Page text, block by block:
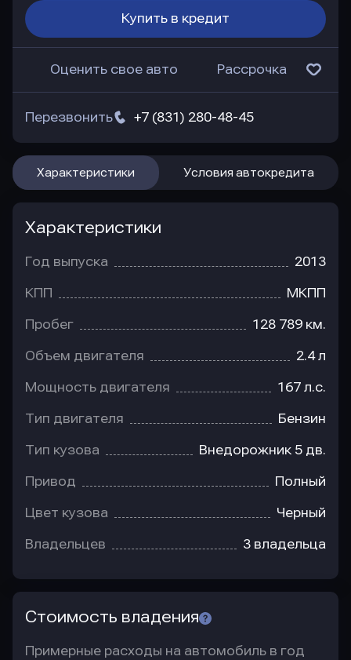
Купить в кредит
Оценить свое авто Рассрочка
+7 (831) 280-48-45
Перезвонить
Характеристики Условия автокредита
Характеристики
Год выпуска 2013
КПП МКПП
Пробег 128 789 км.
Объем двигателя 2.4 л
Мощность двигателя 167 л.с.
Тип двигателя Бензин
Тип кузова Внедорожник 5 дв.
Привод Полный
Цвет кузова Черный
Владельцев 3 владельца
Стоимость владения
Примерные расходы на автомобиль в год